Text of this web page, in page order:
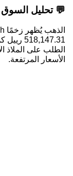
💬 تحليل السوق
518,147.31 رييل كمبودي لكل جرام عيار 22.
الطلب على الملاذ
الأسعار المرتفعة.